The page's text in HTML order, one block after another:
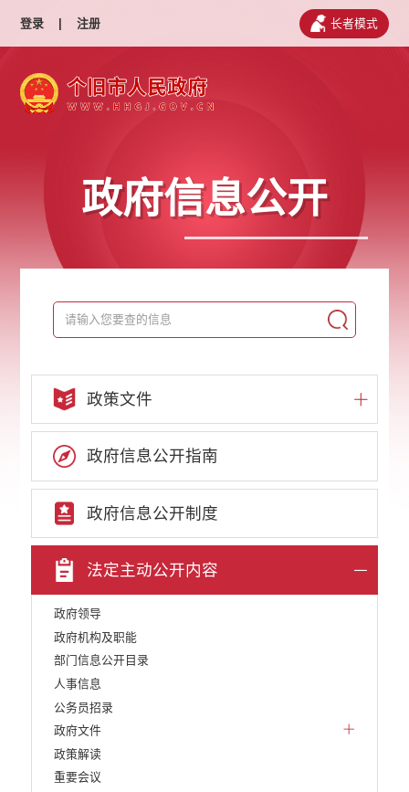
登录 | 注册 长者模式
政府信息公开
政策文件
政府信息公开指南
政府信息公开制度
法定主动公开内容
政府领导
政府机构及职能
部门信息公开目录
人事信息
公务员招录
政府文件
政策解读
重要会议